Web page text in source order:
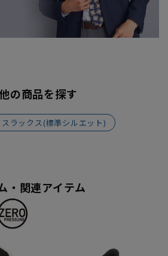
の商品を探す
ラックス(標準シルエット)
・関連アイテム